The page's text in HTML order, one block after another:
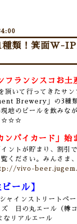
種類！箕面W-
ランシスコお土
頂いて行ってきたサ
Brewery」の3種
現地のビールを飲みな
☆☆☆
ンパイカード」始
ントが貯まり、割引
ください。みんさま
vivo-
ール】
ャインストリートペー
ズ 日の丸エール（樽
なリアルエール